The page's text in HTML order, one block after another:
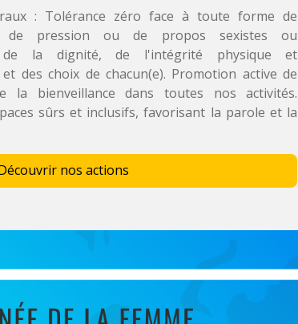
: Tolérance zéro face à toute forme de
de pression ou de propos sexistes ou
de la dignité, de l'intégrité physique et
des choix de chacun(e). Promotion active de
la bienveillance dans toutes nos activités.
sûrs et inclusifs, favorisant la parole et la
nos actions